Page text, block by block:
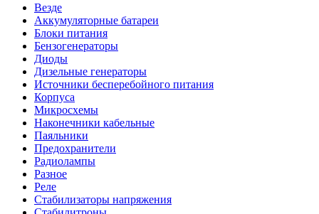
Везде
Аккумуляторные батареи
Блоки питания
Бензогенераторы
Диоды
Дизельные генераторы
Источники бесперебойного питания
Корпуса
Микросхемы
Наконечники кабельные
Паяльники
Предохранители
Радиолампы
Разное
Реле
Стабилизаторы напряжения